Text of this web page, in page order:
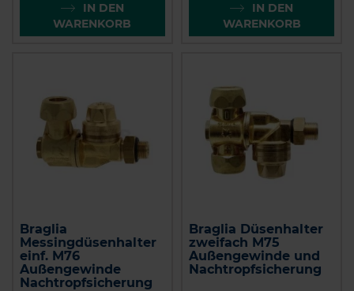
IN DEN
WARENKORB
IN DEN
WARENKORB
Braglia
Messingdüsenhalter
einf. M76
Außengewinde
Nachtropfsicherung
Braglia Düsenhalter
zweifach M75
Außengewinde und
Nachtropfsicherung